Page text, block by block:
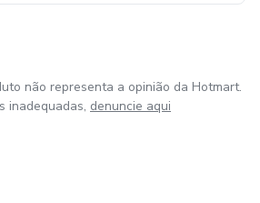
não representa a opinião da Hotmart.
inadequadas, denuncie aqui